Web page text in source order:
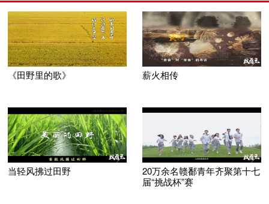
《田野里的歌》 薪火相传
当轻风拂过田野
20万余名赣鄱青年齐聚第十七
届“挑战杯”赛